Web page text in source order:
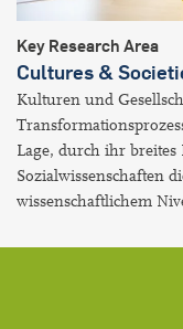
Key Research Area
Cultures &
Kulturen und
Lage, durch ihr breites
Sozialwissenschaften
wissenschaftlichem